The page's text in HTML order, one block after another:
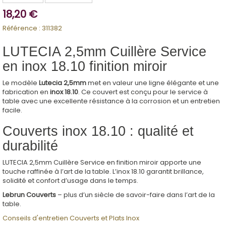
18,20 €
Référence : 311382
LUTECIA 2,5mm Cuillère Service
en inox 18.10 finition miroir
Le modèle Lutecia 2,5mmmet en valeur une ligne élégante et une
fabrication en inox 18.10. Ce couvert est conçu pour le service à
table avec une excellente résistance à la corrosion et un entretien
facile.
Couverts inox 18.10 : qualité et
durabilité
LUTECIA 2,5mm Cuillère Service en finition miroir apporte une
touche raffinée à l’art de la table. L’inox 18.10 garantit brillance,
solidité et confort d’usage dans le temps.
Lebrun Couverts – plus d’un siècle de savoir-faire dans l’art de la
table.
Conseils d'entretien Couverts et Plats Inox